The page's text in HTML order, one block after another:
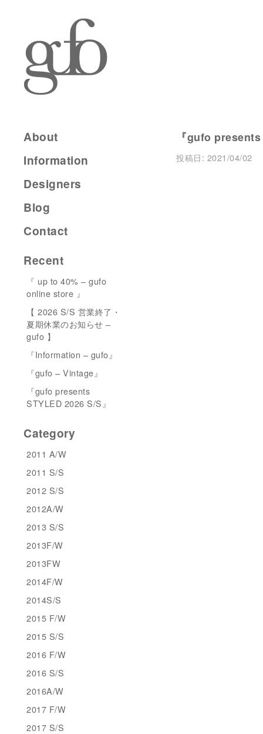
『gufo
投稿日: 2021/04/02
About
Information
Designers
Blog
Contact
Recent
『 up to 40% – gufo
online store 』
【 2026 S/S 営業終了・
夏期休業のお知らせ –
gufo 】
『Information – gufo』
『gufo – Vintage』
『gufo presents
STYLED 2026 S/S』
Category
2011 A/W
2011 S/S
2012 S/S
2012A/W
2013 S/S
2013F/W
2013FW
2014F/W
2014S/S
2015 F/W
2015 S/S
2016 F/W
2016 S/S
2016A/W
2017 F/W
2017 S/S